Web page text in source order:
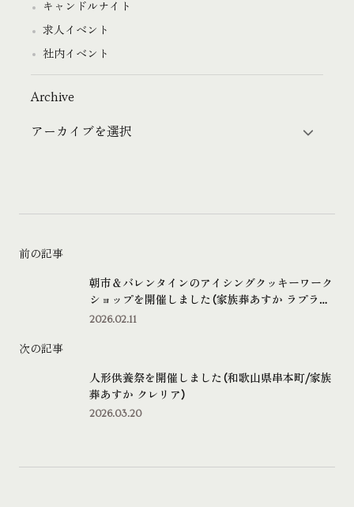
キャンドルナイト
求人イベント
社内イベント
Archive
前の記事
朝市＆バレンタインのアイシングクッキーワーク
ショップを開催しました（家族葬あすか ラプラー
ジュ）
2026.02.11
次の記事
人形供養祭を開催しました（和歌山県串本町/家族
葬あすか クレリア）
2026.03.20